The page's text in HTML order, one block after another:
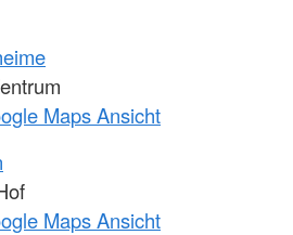
Maps Ansicht
Maps Ansicht